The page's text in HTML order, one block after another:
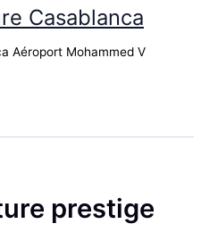
Casablanca
Aéroport Mohammed V
prestige